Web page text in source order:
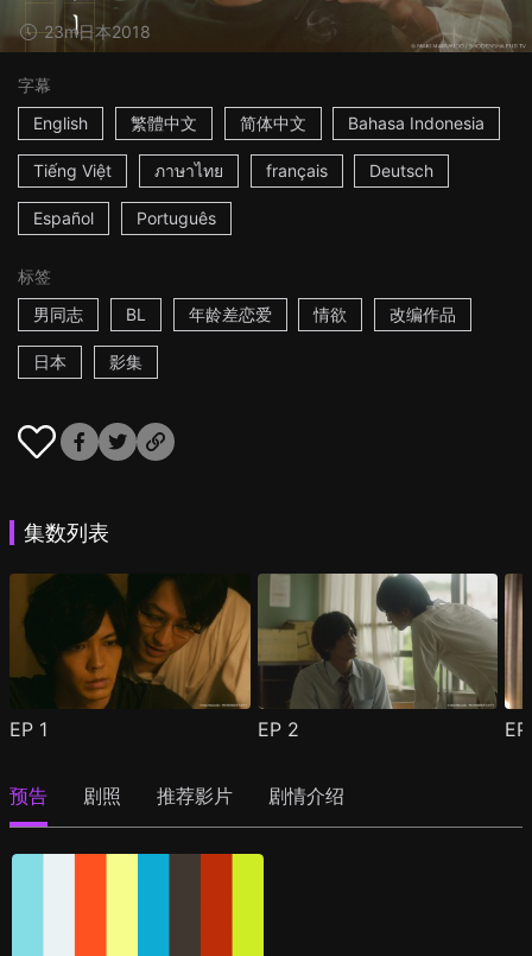
23m日本2018
字幕
English
繁體中文 简体中文 Bahasa Indonesia
Tiếng Việt ภาษาไทย français Deutsch
Español Português
标签
男同志
BL 年龄差恋爱 情欲 改编作品
日本 影集
集数列表
EP 1 EP 2
预告 剧照 推荐影片 剧情介绍